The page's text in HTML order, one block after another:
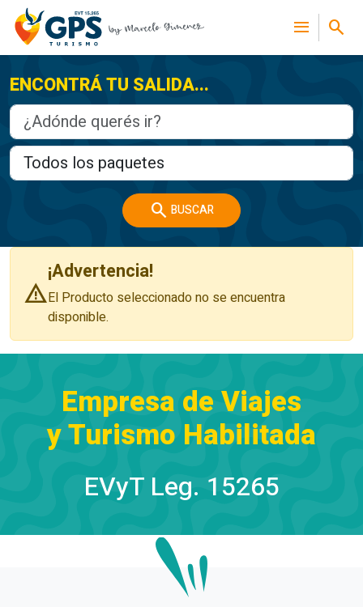
menu search
ENCONTRÁ TU SALIDA...
search BUSCAR
warning
¡Advertencia!
El Producto seleccionado no se encuentra
disponible.
Empresa de Viajes
y Turismo Habilitada
EVyT Leg. 15265